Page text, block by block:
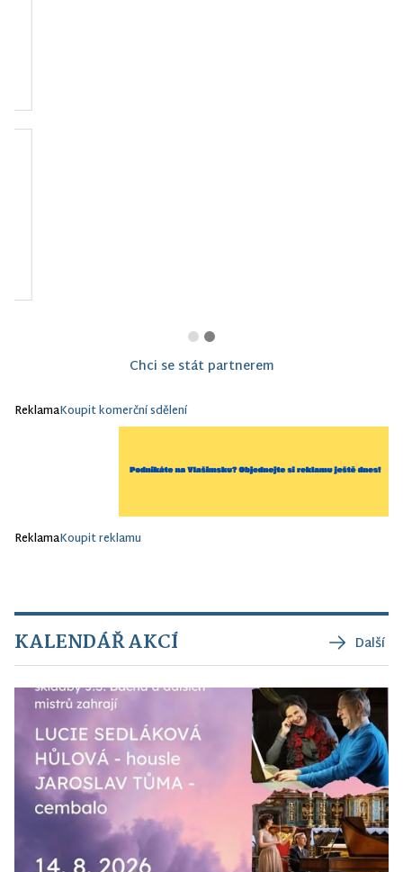
Chci se stát partnerem
ReklamaKoupit komerční sdělení
ReklamaKoupit reklamu
KALENDÁŘ AKCÍ Další